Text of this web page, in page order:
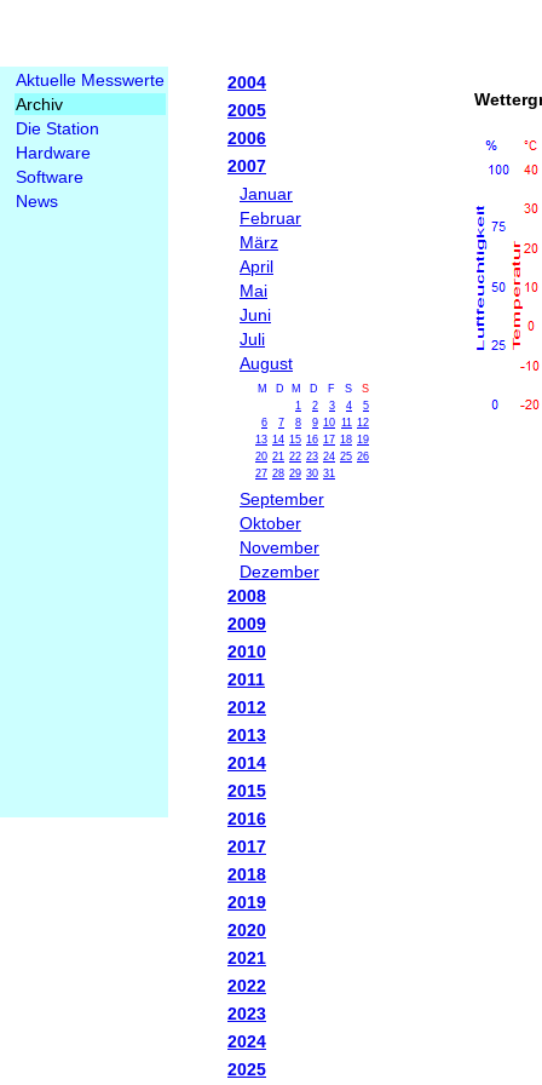
Aktuelle Messwerte
Archiv
Die Station
Hardware
Software
News
2004
2005
2006
2007
Januar
Februar
März
April
Mai
Juni
Juli
August
M D M D F S
S
1
2 3 4
5
6
7 8 9 10 11 12
13 14 15 16 17 18 19
20 21 22 23 24 25 26
27 28 29 30 31
September
Oktober
November
Dezember
2008
2009
2010
2011
2012
2013
2014
2015
2016
2017
2018
2019
2020
2021
2022
2023
2024
2025